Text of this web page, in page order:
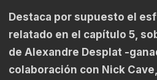
Destaca por supuesto el
relatado en el capítulo 5,
de Alexandre Desplat -
colaboración con Nick